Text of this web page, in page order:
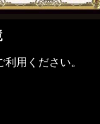
用ください。